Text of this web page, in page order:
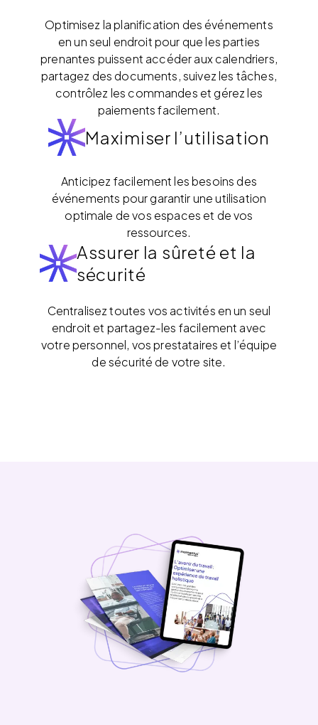
Optimisez la planification des événements
en un seul endroit pour que les parties
prenantes puissent accéder aux calendriers,
partagez des documents, suivez les tâches,
contrôlez les commandes et gérez les
paiements facilement.
Maximiser l’utilisation
Anticipez facilement les besoins des
événements pour garantir une utilisation
optimale de vos espaces et de vos
ressources.
Assurer la sûreté et la
sécurité
Centralisez toutes vos activités en un seul
endroit et partagez-les facilement avec
votre personnel, vos prestataires et l’équipe
de sécurité de votre site.